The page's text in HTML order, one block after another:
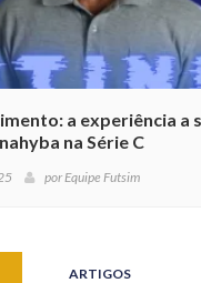
a experiência a
na Série C
por Equipe Futsim
ARTIGOS